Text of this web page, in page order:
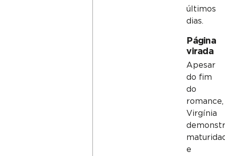
últimos
dias.
Página
virada
Apesar
do fim
do
romance,
Virgínia
e